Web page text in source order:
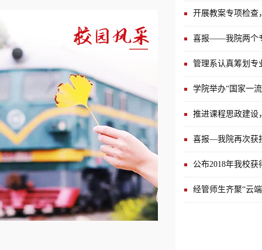
开展教案专项检查
喜报——我院两个
管理系认真筹划专
学院举办“国家一
推进课程思政建设
喜报—我院再次获
公布2018年我校
经管师生齐聚“云